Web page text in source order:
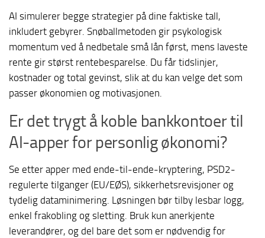
AI simulerer begge strategier på dine faktiske tall,
inkludert gebyrer. Snøballmetoden gir psykologisk
momentum ved å nedbetale små lån først, mens laveste
rente gir størst rentebesparelse. Du får tidslinjer,
kostnader og total gevinst, slik at du kan velge det som
passer økonomien og motivasjonen.
Er det trygt å koble bankkontoer til
AI-apper for personlig økonomi?
Se etter apper med ende-til-ende-kryptering, PSD2-
regulerte tilganger (EU/EØS), sikkerhetsrevisjoner og
tydelig dataminimering. Løsningen bør tilby lesbar logg,
enkel frakobling og sletting. Bruk kun anerkjente
leverandører, og del bare det som er nødvendig for